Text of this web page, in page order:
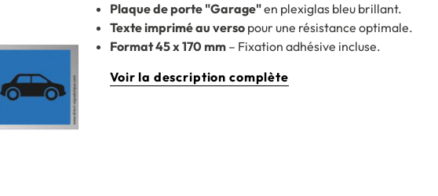
Plaque de porte "Garage"en plexiglas bleu brillant.
Texte imprimé au verso pour une résistance optimale.
Format 45 x 170 mm – Fixation adhésive incluse.
Voir la description complète